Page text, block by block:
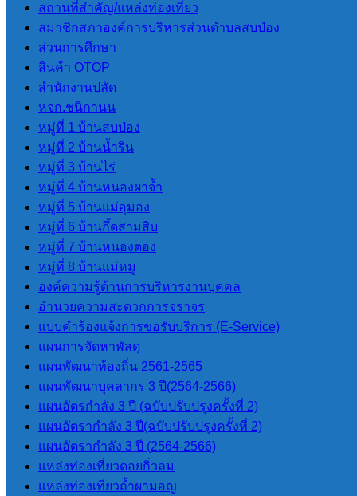
สถานที่สําคัญ/แหล่งท่องเที่ยว
สมาชิกสภาองค์การบริหารส่วนตําบลสบป่อง
ส่วนการศึกษา
สินค้า OTOP
สํานักงานปลัด
หจก.ชนิกานน
หมู่ที่ 1 บ้านสบป่อง
หมู่ที่ 2 บ้านน้ำริน
หมู่ที่ 3 บ้านไร่
หมู่ที่ 4 บ้านหนองผาจ้ำ
หมู่ที่ 5 บ้านแม่อุมอง
หมู่ที่ 6 บ้านกึ้ดสามสิบ
หมู่ที่ 7 บ้านหนองตอง
หมู่ที่ 8 บ้านแม่หมู
องค์ความรู้ด้านการบริหารงานบุคคล
อำนวยความสะดวกการจราจร
แบบคำร้องแจ้งการขอรับบริการ (E-Service)
แผนการจัดหาพัสดุ
แผนพัฒนาท้องถิ่น 2561-2565
แผนพัฒนาบุคลากร 3 ปี(2564-2566)
แผนอัตรกำลัง 3 ปี (ฉบับปรับปรุงครั้งที่ 2)
แผนอัตรากำลัง 3 ปี(ฉบับปรับปรุงครั้งที่ 2)
แผนอัตรากําลัง 3 ปี (2564-2566)
แหล่งท่องเที่ยวดอยกิ่วลม
แหล่งท่องเทียวถ้ำผามอญ
แผนยุทธศาสตร์การพัฒนา
แผนพัฒนาบุคลากร 3 ปี(2564-2566)
แผนอัตรากําลัง 3 ปี (2564-2566)
ข้อบัญญัติงบประมาณรายจ่ายประจำปี
แผนการดําเนินการ
แผนการจัดหาพัสดุ
กฏหมายและพระราช
บัญญัติ
ระเบียบข้อกฏหมายที่เกี่ยวข้อง
รายงานต่างๆ
รายงานทางการเงิน
รายงานการประชุมสภา
งบประมาณรายจ่ายประจำปี
รายงานผลการดำเนินการโครงการ
ต่างๆ ปีงบประมาณ 2568
รายงานผลการป้องกันการทุจริต